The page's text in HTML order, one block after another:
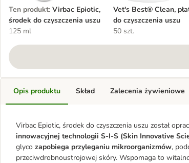
Ten produkt: Virbac Epiotic,
środek do czyszczenia uszu
125 ml
Vet's Best® Clean,
do czyszczenia uszu
50 szt.
Opis produktu
Virbac Epiotic, środek do czyszczenia uszu został
innowacyjnej technologii S-I-S (Skin Innovative
glyco zapobiega przyleganiu mikroorganizmów,
przeciwdrobnoustrojowej skóry. Wspomaga to
Skład Zalecenia żywieniowe